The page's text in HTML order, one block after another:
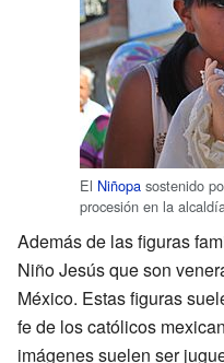
El Niñopa sostenido
procesión en la
Además de las figuras
Niño Jesús que son
México. Estas figuras
fe de los católicos
imágenes suelen ser